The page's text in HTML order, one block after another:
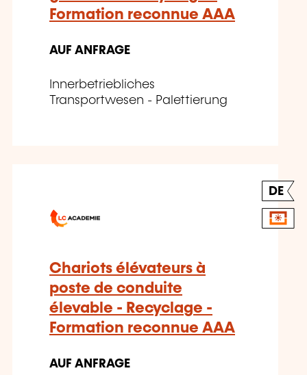
Formation reconnue AAA
AUF ANFRAGE
Innerbetriebliches
Transportwesen - Palettierung
DE
Chariots élévateurs à
poste de conduite
élevable - Recyclage -
Formation reconnue AAA
AUF ANFRAGE